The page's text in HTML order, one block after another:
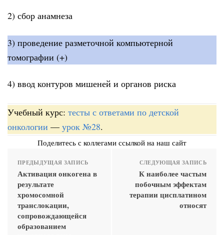
2) сбор анамнеза
3) проведение разметочной компьютерной
томографии (+)
4) ввод контуров мишеней и органов риска
Учебный курс: тесты с ответами по детской
онкологии — урок №28.
Поделитесь с коллегами ссылкой на наш сайт
ПРЕДЫДУЩАЯ ЗАПИСЬ
Активация онкогена в
результате
хромосомной
транслокации,
сопровождающейся
образованием
СЛЕДУЮЩАЯ ЗАПИСЬ
К наиболее частым
побочным эффектам
терапии цисплатином
относят